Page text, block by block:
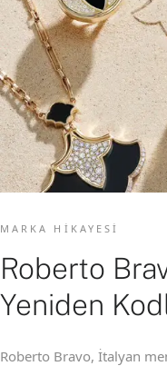
MARKA HIKAYESI
Roberto
Yeniden
Roberto Bravo, İtalyan